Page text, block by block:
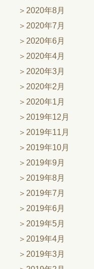
2020年8月
2020年7月
2020年6月
2020年4月
2020年3月
2020年2月
2020年1月
2019年12月
2019年11月
2019年10月
2019年9月
2019年8月
2019年7月
2019年6月
2019年5月
2019年4月
2019年3月